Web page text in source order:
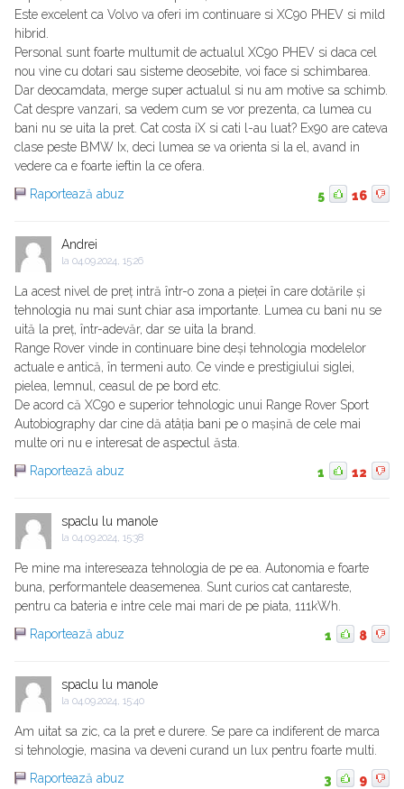
Este excelent ca Volvo va oferi im continuare si XC90 PHEV si mild
hibrid.
Personal sunt foarte multumit de actualul XC90 PHEV si daca cel
nou vine cu dotari sau sisteme deosebite, voi face si schimbarea.
Dar deocamdata, merge super actualul si nu am motive sa schimb.
Cat despre vanzari, sa vedem cum se vor prezenta, ca lumea cu
bani nu se uita la pret. Cat costa iX si cati l-au luat? Ex90 are cateva
clase peste BMW Ix, deci lumea se va orienta si la el, avand in
vedere ca e foarte ieftin la ce ofera.
Raportează abuz
5 16
Andrei
la 04.09.2024, 15:26
La acest nivel de preț intră într-o zona a pieței în care dotările și
tehnologia nu mai sunt chiar asa importante. Lumea cu bani nu se
uită la preț, într-adevăr, dar se uita la brand.
Range Rover vinde in continuare bine deși tehnologia modelelor
actuale e antică, în termeni auto. Ce vinde e prestigiului siglei,
pielea, lemnul, ceasul de pe bord etc.
De acord că XC90 e superior tehnologic unui Range Rover Sport
Autobiography dar cine dă atâția bani pe o mașină de cele mai
multe ori nu e interesat de aspectul ăsta.
Raportează abuz
1 12
spaclu lu manole
la 04.09.2024, 15:38
Pe mine ma intereseaza tehnologia de pe ea. Autonomia e foarte
buna, performantele deasemenea. Sunt curios cat cantareste,
pentru ca bateria e intre cele mai mari de pe piata, 111kWh.
Raportează abuz
1 8
spaclu lu manole
la 04.09.2024, 15:40
Am uitat sa zic, ca la pret e durere. Se pare ca indiferent de marca
si tehnologie, masina va deveni curand un lux pentru foarte multi.
Raportează abuz
3 9